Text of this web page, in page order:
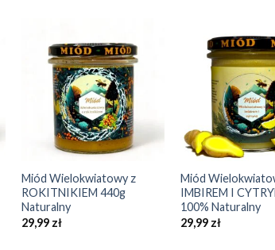
Add to
Wishlist
Miód Wielokwiatowy z
ROKITNIKIEM 440g
Naturalny
29,99 zł
+
Miód
IMBIREM I
100% Naturalny
29,99 zł